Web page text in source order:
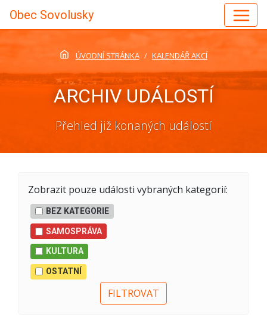
Obec Sovolusky
ÚVODNÍ STRÁNKA KALENDÁŘ AKCÍ
ARCHIV UDÁLOSTÍ
Přehled již konaných událostí
Zobrazit pouze události vybraných kategorií:
BEZ KATEGORIE
SAMOSPRÁVA
KULTURA
OSTATNÍ